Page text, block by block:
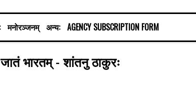
मनोरञ्जनम् अन्य: AGENCY SUBSCRIPTION FORM
भारतम् - शांतनु ठाकुरः